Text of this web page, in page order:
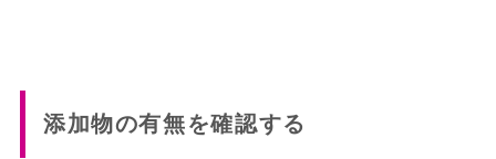
添加物の有無を確認する